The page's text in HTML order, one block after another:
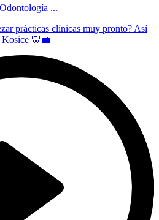
...
prácticas clínicas muy pronto? Así
Kosice 🦷💼